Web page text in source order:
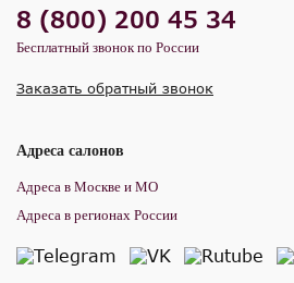
8 (800) 200 45 34
Бесплатный звонок по России
Заказать обратный звонок
Адреса салонов
Адреса в Москве и МО
Адреса в регионах России